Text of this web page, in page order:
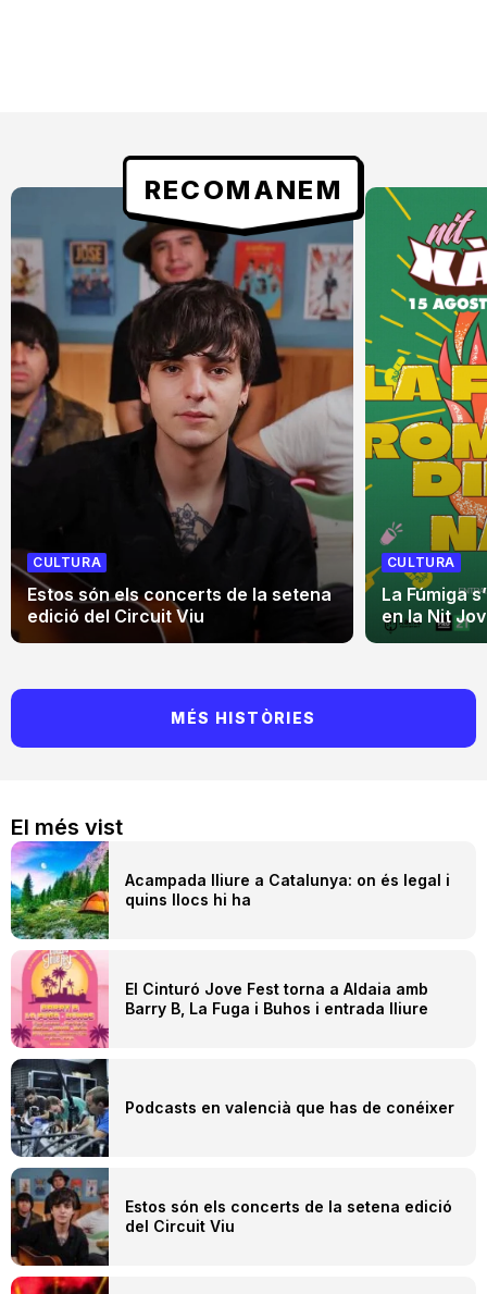
El més vist
Acampada lliure a Catalunya: on és legal i
quins llocs hi ha
El Cinturó Jove Fest torna a Aldaia amb
Barry B, La Fuga i Buhos i entrada lliure
Podcasts en valencià que has de conéixer
Estos són els concerts de la setena edició
del Circuit Viu
RECOMANEM
CULTURA
Estos són els concerts de la setena
edició del Circuit Viu
CULTURA
La Fúmiga
en la Nit
MÉS HISTÒRIES